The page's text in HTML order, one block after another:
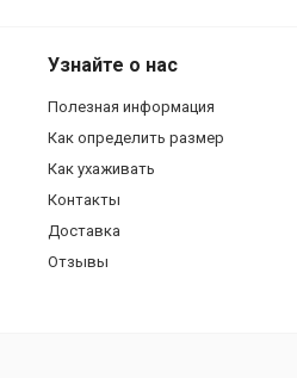
Узнайте о нас
Полезная информация
Как определить размер
Как ухаживать
Контакты
Доставка
Отзывы